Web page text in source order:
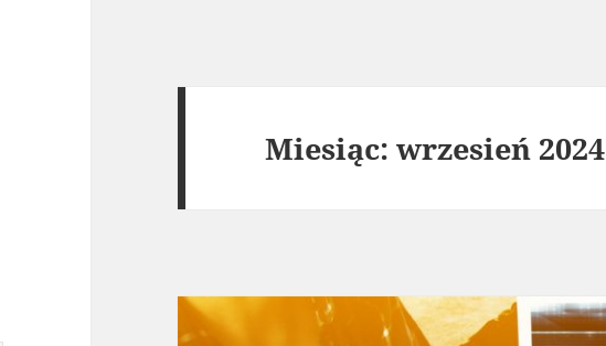
Miesiąc:wrzesień 2024